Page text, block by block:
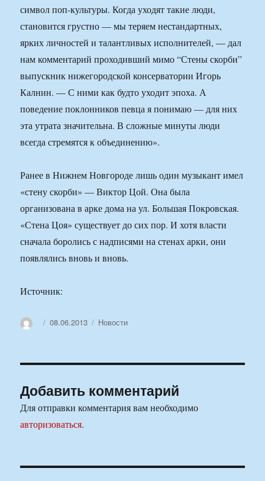
символ поп-культуры. Когда уходят такие люди,
становится грустно — мы теряем нестандартных,
ярких личностей и талантливых исполнителей, — дал
нам комментарий проходивший мимо “Стены скорби”
выпускник нижегородской консерватории Игорь
Калнин. — С ними как будто уходит эпоха. А
поведение поклонников певца я понимаю — для них
эта утрата значительна. В сложные минуты люди
всегда стремятся к объединению».
Ранее в Нижнем Новгороде лишь один музыкант имел
«стену скорби» — Виктор Цой. Она была
организована в арке дома на ул. Большая Покровская.
«Стена Цоя» существует до сих пор. И хотя власти
сначала боролись с надписями на стенах арки, они
появлялись вновь и вновь.
Источник:
АвторОпубликовано
08.06.2013 Рубрики
Новости
Добавить комментарий
Для отправки комментария вам необходимо
авторизоваться.